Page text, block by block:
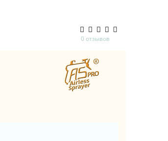
0 отзывов